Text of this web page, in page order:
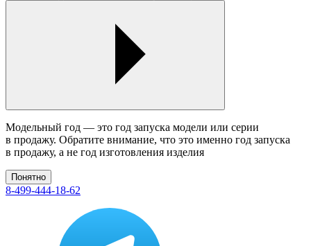
Модельный год — это год запуска модели или серии
в продажу. Обратите внимание, что это именно год запуска
в продажу, а не год изготовления изделия
Понятно
8-499-444-18-62